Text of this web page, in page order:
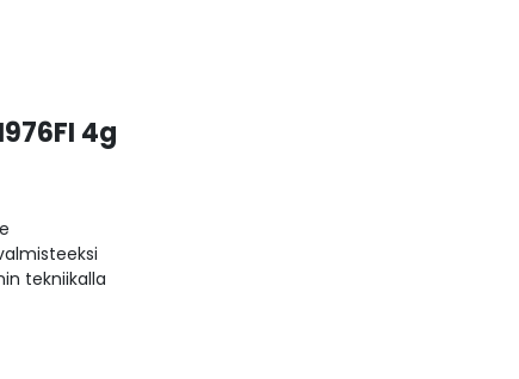
4g
tekniikalla